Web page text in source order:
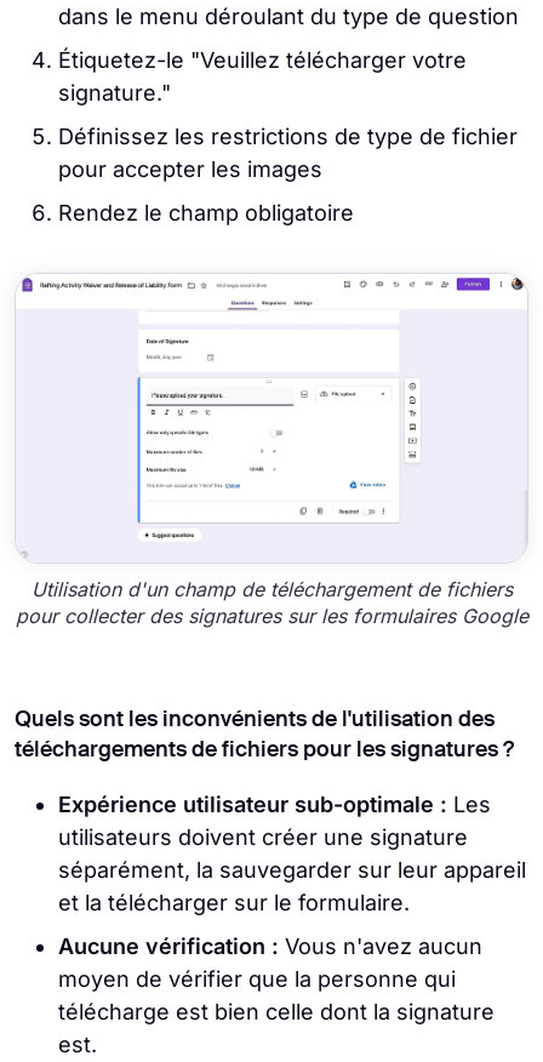
dans le menu déroulant du type de question
Étiquetez-le "Veuillez télécharger votre
signature."
Définissez les restrictions de type de fichier
pour accepter les images
Rendez le champ obligatoire
Utilisation d'un champ de téléchargement de fichiers
pour collecter des signatures sur les formulaires Google
Quels sont les inconvénients de l'utilisation des
téléchargements de fichiers pour les signatures ?
Expérience utilisateur sub-optimale : Les
utilisateurs doivent créer une signature
séparément, la sauvegarder sur leur appareil
et la télécharger sur le formulaire.
Aucune vérification : Vous n'avez aucun
moyen de vérifier que la personne qui
télécharge est bien celle dont la signature
est.